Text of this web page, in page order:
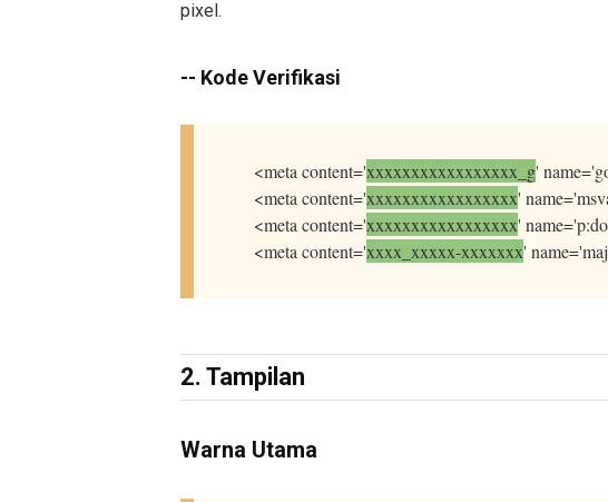
pixel.
-- Kode Verifikasi
<meta content='xxxxxxxxxxxxxxxxx_g'
<meta content='xxxxxxxxxxxxxxxxx'
<meta content='xxxxxxxxxxxxxxxxx'
<meta content='xxxx_xxxxx-xxxxxxx'
2. Tampilan
Warna Utama